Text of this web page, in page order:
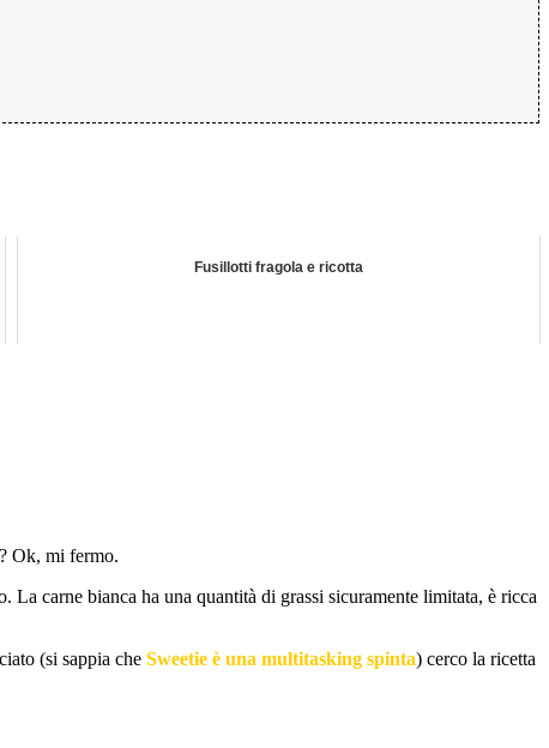
Fusillotti fragola e ricotta
? Ok, mi fermo.
carne bianca ha una quantità di grassi sicuramente limitata, è ricca
(si sappia che Sweetie è una multitasking spinta) cerco la ricetta